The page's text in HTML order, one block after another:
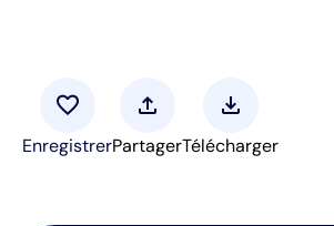
favorite
Enregistrer
upload
Partager
download
Télécharger